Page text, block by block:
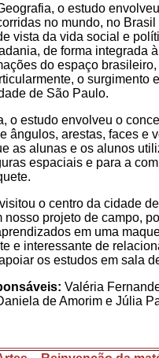
o estudo
no mundo, no Brasil
vista da vida social e
de forma integrada
do espaço
o surgimento
de São Paulo.
o estudo envolveu o
ângulos, arestas, faces e
as alunas e os alunos
espaciais e para a
o centro da cidade
nosso projeto de campo,
em uma
e interessante de
os estudos em sala
Valéria
de Amorim e Júlia